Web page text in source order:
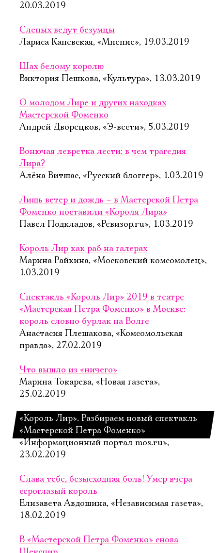
20.03.2019
Слепых ведут безумцы
Лариса Каневская, «Мнение», 19.03.2019
Шах белому королю
Виктория Пешкова, «Культура», 13.03.2019
О молодом Лире и других находках
Мастерской Фоменко
Андрей Дворецков, «Э-вести», 5.03.2019
Вонючая левретка лести: в чем трагедия
Лира?
Алёна Витшас, «Русский блоггер», 1.03.2019
Лишь ветер и дождь – в Мастерской Петра
Фоменко поставили «Короля Лира»
Павел Подкладов, «Ревизор.ru», 1.03.2019
Король Лир как раб на галерах
Марина Райкина, «Московский комсомолец»,
1.03.2019
Спектакль «Король Лир» 2019 в театре
«Мастерская Петра Фоменко» в Москве:
король словно бурлак на Волге
Анастасия Плешакова, «Комсомольская
правда», 27.02.2019
Что вышло из «ничего»
Марина Токарева, «Новая газета»,
25.02.2019
«Король Лир». Разбираем новый спектакль
«Мастерской Петра Фоменко»
«Информационный портал mos.ru»,
23.02.2019
Слава тебе, безысходная боль! Умер вчера
сероглазый король
Елизавета Авдошина, «Независимая газета»,
18.02.2019
В «Мастерской Петра Фоменко» снова